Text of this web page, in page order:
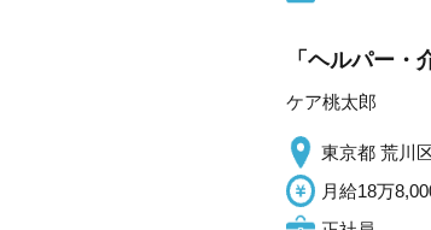
「ヘルパー
ケア桃太郎
東京都 荒川
月給18万